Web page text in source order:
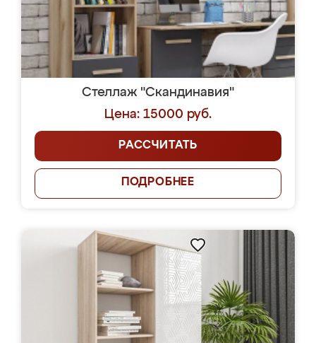
Стеллаж "Скандинавия"
Цена: 15000 руб.
РАССЧИТАТЬ
ПОДРОБНЕЕ